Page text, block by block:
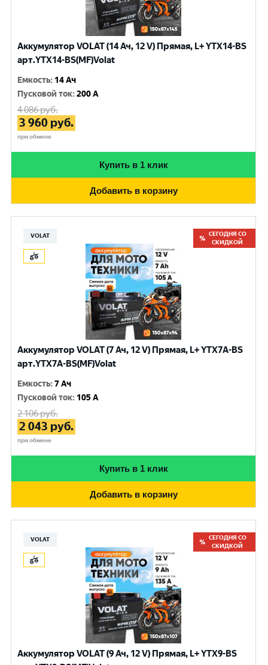
Аккумулятор VOLAT (14 Ач, 12 V) Прямая, L+ YTX14-BS
арт.YTX14-BS(MF)Volat
Емкость: 14 Ач
Пусковой ток:200 A
4 086руб.
3 960 руб.
при обмене
Купить в 1 клик
Добавить в корзину
VOLAT
СЕГОДНЯ СО
СКИДКОЙ
Аккумулятор VOLAT (7 Ач, 12 V) Прямая, L+ YTX7A-BS
арт.YTX7A-BS(MF)Volat
Емкость:7 Ач
Пусковой ток: 105 A
2 106руб.
2 043 руб.
при обмене
Купить в 1 клик
Добавить в корзину
VOLAT
СЕГОДНЯ СО
СКИДКОЙ
Аккумулятор VOLAT (9 Ач, 12 V) Прямая, L+ YTX9-BS